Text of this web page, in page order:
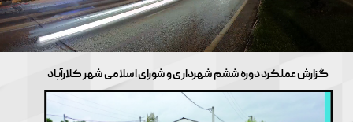
گزارش عملکرد دوره ششم شهرداری و شورای اسلامی شهر کلارآباد